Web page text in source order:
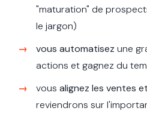
"maturation" de
le jargon)
vous automatisez une
actions et gagnez du
vous alignez les ventes
reviendrons sur